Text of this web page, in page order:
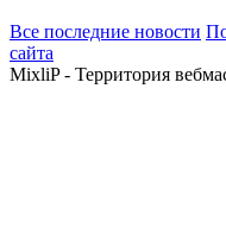
Все последние новости
сайта
MixliP - Территория